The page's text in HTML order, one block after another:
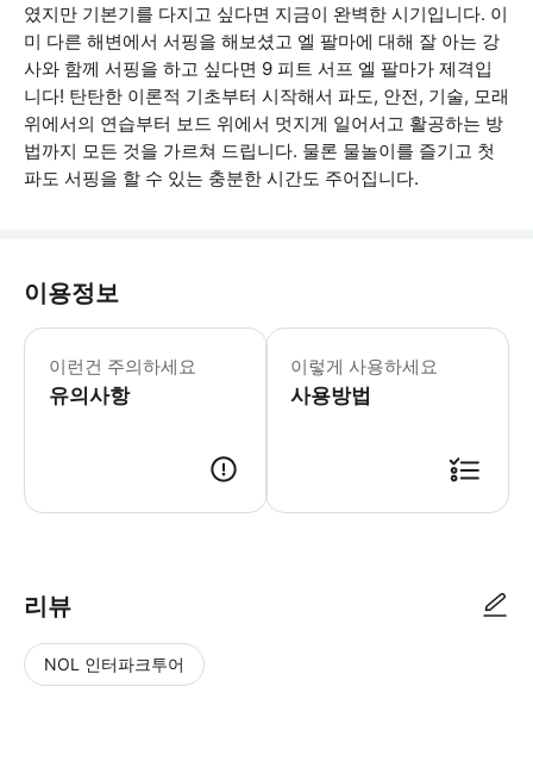
였지만 기본기를 다지고 싶다면 지금이 완벽한 시기입니다. 이
미 다른 해변에서 서핑을 해보셨고 엘 팔마에 대해 잘 아는 강
사와 함께 서핑을 하고 싶다면 9 피트 서프 엘 팔마가 제격입
니다! 탄탄한 이론적 기초부터 시작해서 파도, 안전, 기술, 모래
위에서의 연습부터 보드 위에서 멋지게 일어서고 활공하는 방
법까지 모든 것을 가르쳐 드립니다. 물론 물놀이를 즐기고 첫
파도 서핑을 할 수 있는 충분한 시간도 주어집니다.
이용정보
이런건 주의하세요
유의사항
예약을 확정하려면 먼저 저희에게 연
이렇게 사용하세요
사용방법
리뷰
NOL 인터파크투어